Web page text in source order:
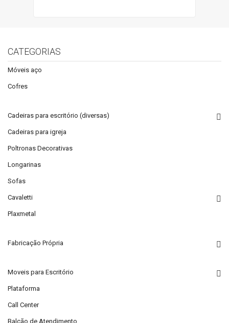
CATEGORIAS
Móveis aço
Cofres
Cadeiras para escritório (diversas)
Cadeiras para igreja
Poltronas Decorativas
Longarinas
Sofas
Cavaletti
Plaxmetal
Fabricação Própria
Moveis para Escritório
Plataforma
Call Center
Balcão de Atendimento